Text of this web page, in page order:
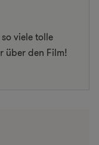
viele tolle
über den Film!